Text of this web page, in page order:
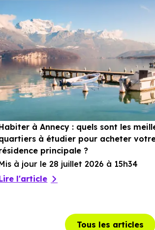
à Annecy : quels sont les
à étudier pour acheter
principale ?
à jour le 28 juillet 2026 à 15h34
l'article
Tous les articles